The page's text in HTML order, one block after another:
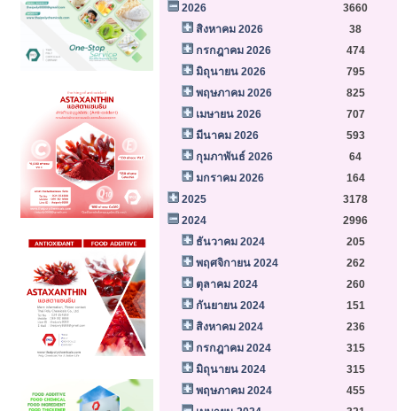
2026
3660
สิงหาคม 2026
38
กรกฎาคม 2026
474
มิถุนายน 2026
795
พฤษภาคม 2026
825
เมษายน 2026
707
มีนาคม 2026
593
กุมภาพันธ์ 2026
64
มกราคม 2026
164
2025
3178
2024
2996
ธันวาคม 2024
205
พฤศจิกายน 2024
262
ตุลาคม 2024
260
กันยายน 2024
151
สิงหาคม 2024
236
กรกฎาคม 2024
315
มิถุนายน 2024
315
พฤษภาคม 2024
455